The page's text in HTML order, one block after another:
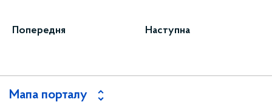
Попередня Наступна
Мапа порталу